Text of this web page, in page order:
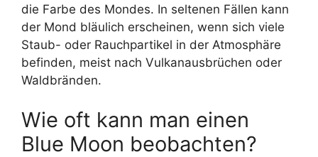
die Farbe des Mondes. In seltenen Fällen kann
der Mond bläulich erscheinen, wenn sich viele
Staub- oder Rauchpartikel in der Atmosphäre
befinden, meist nach Vulkanausbrüchen oder
Waldbränden.
Wie oft kann man einen
Blue Moon beobachten?